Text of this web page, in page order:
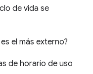
de vida se
el más externo?
de horario de uso